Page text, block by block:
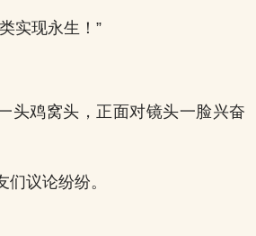
实现永生！”
头鸡窝头，正面对镜头一脸兴奋
们议论纷纷。